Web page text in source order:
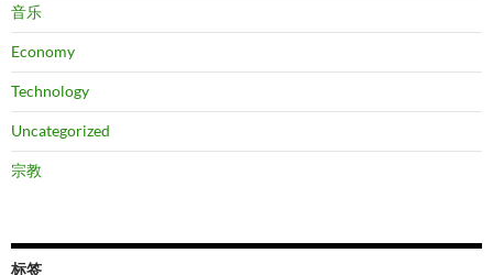
音乐
Economy
Technology
Uncategorized
宗教
标签